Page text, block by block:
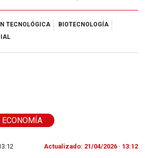
TECNOLÓGICA
BIOTECNOLOGÍA
Actualizado: 21/04/2026 · 13:12